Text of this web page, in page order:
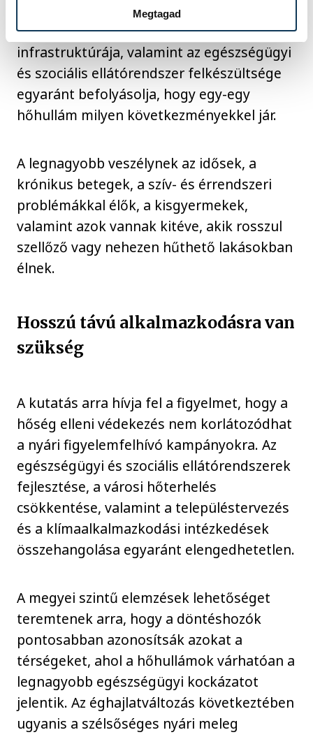
Megtagad
időjárás határozza meg. A lakosság
életkora, egészségi állapota, a települések
infrastruktúrája, valamint az egészségügyi
és szociális ellátórendszer felkészültsége
egyaránt befolyásolja, hogy egy-egy
hőhullám milyen következményekkel jár.
A legnagyobb veszélynek az idősek, a
krónikus betegek, a szív- és érrendszeri
problémákkal élők, a kisgyermekek,
valamint azok vannak kitéve, akik rosszul
szellőző vagy nehezen hűthető lakásokban
élnek.
Hosszú távú alkalmazkodásra van
szükség
A kutatás arra hívja fel a figyelmet, hogy a
hőség elleni védekezés nem korlátozódhat
a nyári figyelemfelhívó kampányokra. Az
egészségügyi és szociális ellátórendszerek
fejlesztése, a városi hőterhelés
csökkentése, valamint a településtervezés
és a klímaalkalmazkodási intézkedések
összehangolása egyaránt elengedhetetlen.
A megyei szintű elemzések lehetőséget
teremtenek arra, hogy a döntéshozók
pontosabban azonosítsák azokat a
térségeket, ahol a hőhullámok várhatóan a
legnagyobb egészségügyi kockázatot
jelentik. Az éghajlatváltozás következtében
ugyanis a szélsőséges nyári meleg